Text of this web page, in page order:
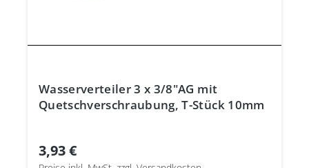
Wasserverteiler 3 x 3/8"AG mit
Quetschverschraubung, T-Stück 10mm
3,93 €